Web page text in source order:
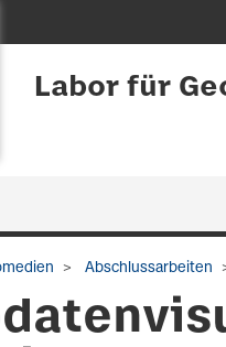
Labor für
Abschlussarbeiten